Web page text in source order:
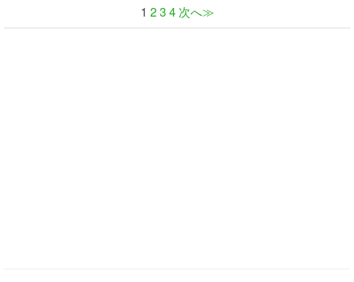
1 2 3 4 次へ≫